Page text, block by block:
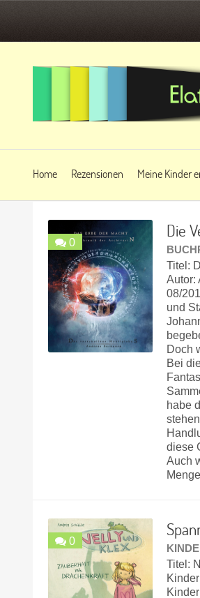
Home Rezensionen Meine Kinder
0
Die
Titel:
Autor:
08/
und
Doch
Bei
habe
diese
Auch
0
Titel: